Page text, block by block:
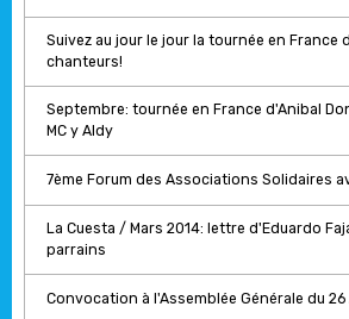
Suivez au jour le jour la tournée en France
chanteurs!
Septembre: tournée en France d'Anibal
MC y Aldy
7ème Forum des Associations Solidaires
La Cuesta / Mars 2014: lettre d'Eduardo
parrains
Convocation à l'Assemblée Générale du 26